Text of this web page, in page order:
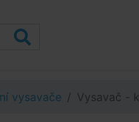
vysavače Vysavač -